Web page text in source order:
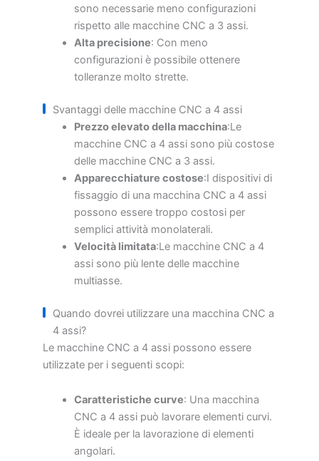
sono necessarie meno configurazioni
rispetto alle macchine CNC a 3 assi.
Alta precisione: Con meno
configurazioni è possibile ottenere
tolleranze molto strette.
Svantaggi delle macchine CNC a 4 assi
Prezzo elevato della macchina:Le
macchine CNC a 4 assi sono più costose
delle macchine CNC a 3 assi.
Apparecchiature costose:I dispositivi di
fissaggio di una macchina CNC a 4 assi
possono essere troppo costosi per
semplici attività monolaterali.
Velocità limitata:Le macchine CNC a 4
assi sono più lente delle macchine
multiasse.
Quando dovrei utilizzare una macchina CNC a
4 assi?
Le macchine CNC a 4 assi possono essere
utilizzate per i seguenti scopi:
Caratteristiche curve: Una macchina
CNC a 4 assi può lavorare elementi curvi.
È ideale per la lavorazione di elementi
angolari.